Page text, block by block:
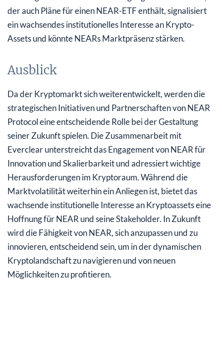
der auch Pläne für einen NEAR-ETF enthält, signalisiert
ein wachsendes institutionelles Interesse an Krypto-
Assets und könnte NEARs Marktpräsenz stärken.
Ausblick
Da der Kryptomarkt sich weiterentwickelt, werden die
strategischen Initiativen und Partnerschaften von NEAR
Protocol eine entscheidende Rolle bei der Gestaltung
seiner Zukunft spielen. Die Zusammenarbeit mit
Everclear unterstreicht das Engagement von NEAR für
Innovation und Skalierbarkeit und adressiert wichtige
Herausforderungen im Kryptoraum. Während die
Marktvolatilität weiterhin ein Anliegen ist, bietet das
wachsende institutionelle Interesse an Kryptoassets eine
Hoffnung für NEAR und seine Stakeholder. In Zukunft
wird die Fähigkeit von NEAR, sich anzupassen und zu
innovieren, entscheidend sein, um in der dynamischen
Kryptolandschaft zu navigieren und von neuen
Möglichkeiten zu profitieren.